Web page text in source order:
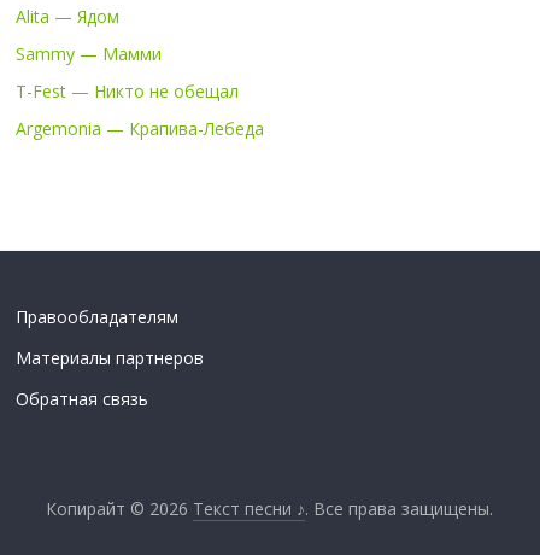
Alita — Ядом
Sammy — Мамми
T-Fest — Никто не обещал
Argemonia — Крапива-Лебеда
Правообладателям
Материалы партнеров
Обратная связь
Копирайт © 2026 Текст песни ♪. Все права защищены.